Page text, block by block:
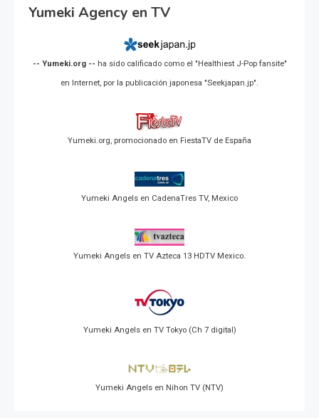
Yumeki Agency en TV
-- Yumeki.org -- ha sido calificado como el "Healthiest J-Pop fansite"
en Internet, por la publicación japonesa "Seekjapan.jp".
Yumeki.org, promocionado en FiestaTV de España
Yumeki Angels en CadenaTres TV, Mexico
Yumeki Angels en TV Azteca 13 HDTV Mexico.
Yumeki Angels en TV Tokyo (Ch 7 digital)
Yumeki Angels en Nihon TV (NTV)